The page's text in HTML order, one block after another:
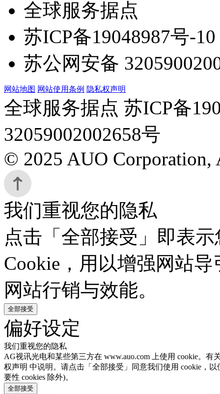
全球服务据点
苏ICP备19048987号-10
苏公网安备
网站地图 网站使用条例 隐私权声明
全球服务据点 苏ICP备
32059002002658号
© 2025 AUO Corporation,
我们重视您的隐私
点击「全部接受」即表
Cookie，用以增强网站
网站行销与效能。
全部接受
偏好设定
我们重视您的隐私
AG视讯光电和某些第三方在 www.auo.com 上使用 cookie。
权声明 中说明。请点击「全部接受」同意我们使用 cookie，
要性 cookies 除外)。
全部接受